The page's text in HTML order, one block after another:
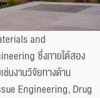
and
ซึ่งภายใต้สอง
นงานวิจัยทางด้าน
Engineering, Drug